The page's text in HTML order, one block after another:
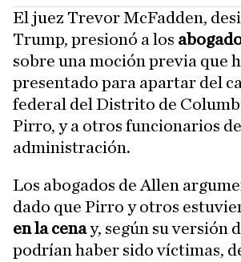
El juez Trevor McFadden,
Trump, presionó a los
sobre una moción previa que
presentado para apartar del
federal del Distrito de
Pirro, y a otros funcionarios
administración.
Los abogados de Allen
dado que Pirro y otros
en la cenay, según su versión
podrían haber sido víctimas,